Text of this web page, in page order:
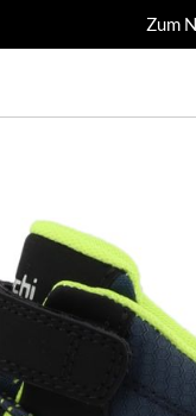
Zum